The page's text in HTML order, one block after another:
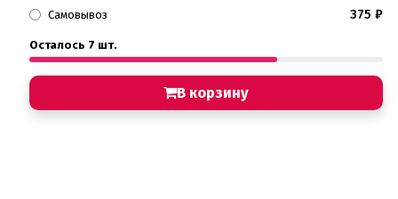
Самовывоз 375 ₽
Осталось 7 шт.
В корзину